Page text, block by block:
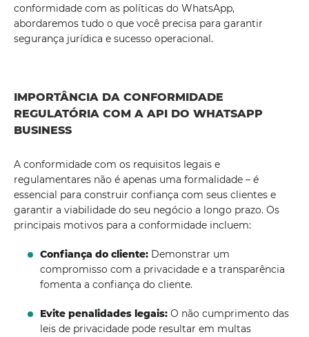
conformidade com as políticas do WhatsApp,
abordaremos tudo o que você precisa para garantir
segurança jurídica e sucesso operacional.
IMPORTÂNCIA DA CONFORMIDADE
REGULATÓRIA COM A API DO WHATSAPP
BUSINESS
A conformidade com os requisitos legais e
regulamentares não é apenas uma formalidade – é
essencial para construir confiança com seus clientes e
garantir a viabilidade do seu negócio a longo prazo. Os
principais motivos para a conformidade incluem:
Confiança do cliente: Demonstrar um
compromisso com a privacidade e a transparência
fomenta a confiança do cliente.
Evite penalidades legais: O não cumprimento das
leis de privacidade pode resultar em multas